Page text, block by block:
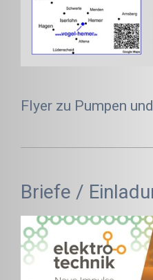
Flyer zu Pumpen
Briefe /